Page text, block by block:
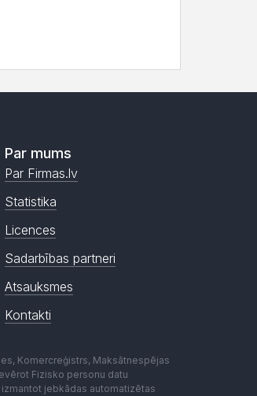
Par mums
Par Firmas.lv
Statistika
Licences
Sadarbības partneri
Atsauksmes
Kontakti
Komercreģistrs, Maksātnespējas
Fizisko personu datu
jebkādas automatizētas